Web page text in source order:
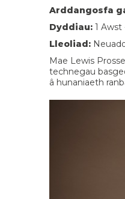
Arddangosfa
Dyddiau: 1 Awst
Lleoliad:
Mae Lewis
technegau
â hunaniaeth